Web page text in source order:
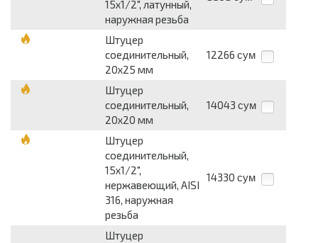
15х1/2", латунный,
наружная резьба
Штуцер
соединительный,
20х25 мм
12266 сум
Штуцер
соединительный,
20х20 мм
14043 сум
Штуцер
соединительный,
15х1/2",
нержавеющий, AISI
316, наружная
резьба
14330 сум
Штуцер